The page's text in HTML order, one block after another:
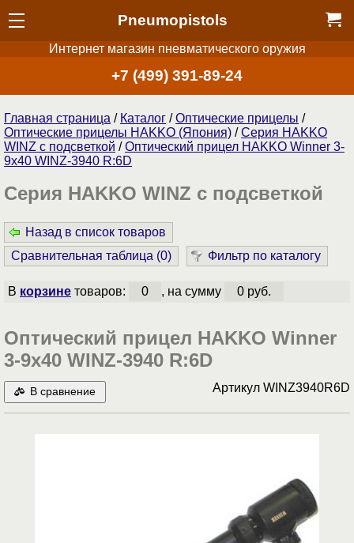
Pneumopistols
Интернет магазин пневматического оружия
+7 (499) 391-89-24
Главная страница / Каталог /Оптические прицелы /
Оптические прицелы HAKKO (Япония) /Серия НAKKO
WINZ с подсветкой /Оптический прицел HAKKO Winner 3-
9x40 WINZ-3940 R:6D
Серия НAKKO WINZ с подсветкой
Назад в список товаров
Сравнительная таблица (0) Фильтр по каталогу
В корзинетоваров: 0 , на сумму 0 руб.
Оптический прицел HAKKO Winner
3-9x40 WINZ-3940 R:6D
В сравнение Артикул WINZ3940R6D